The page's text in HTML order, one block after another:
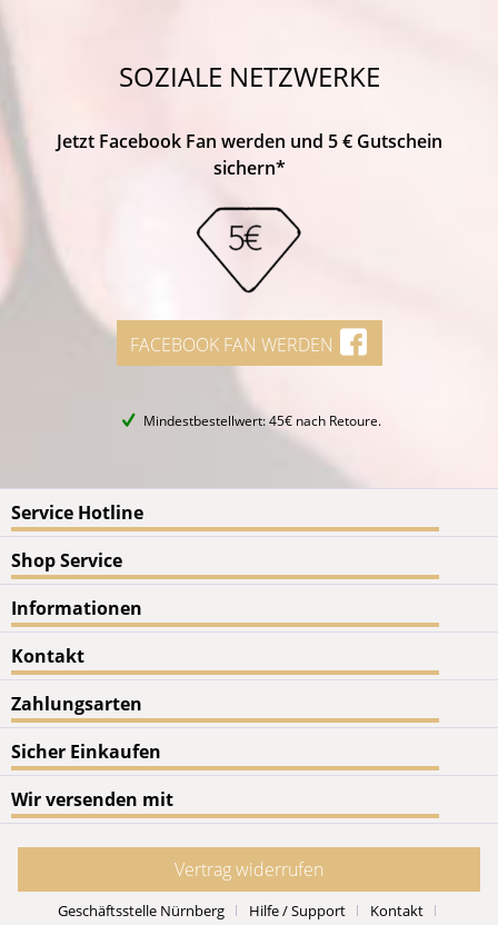
SOZIALE NETZWERKE
Jetzt Facebook Fan werden und 5 € Gutschein
sichern*
FACEBOOK FAN WERDEN
Mindestbestellwert: 45€ nach Retoure.
Service Hotline
Shop Service
Informationen
Kontakt
Zahlungsarten
Sicher Einkaufen
Wir versenden mit
Vertrag widerrufen
Geschäftsstelle Nürnberg Hilfe / Support Kontakt